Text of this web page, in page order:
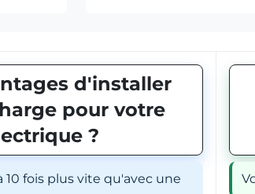
d'installer
pour votre
?
fois plus vite qu'avec une